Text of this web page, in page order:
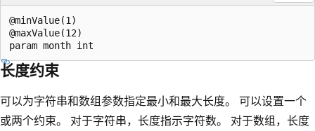
@minValue(1)
@maxValue(12)
长度约束
可以为字符串和数组参数指定最小和最大长度。 可以设置一个
或两个约束。 对于字符串，长度指示字符数。 对于数组，长度